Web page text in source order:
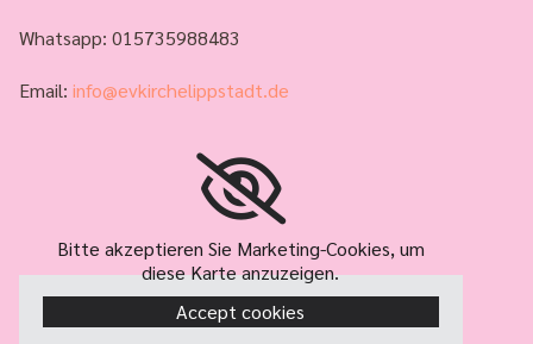
Whatsapp: 015735988483
Email: info@evkirchelippstadt.de
Bitte akzeptieren Sie Marketing-Cookies, um
diese Karte anzuzeigen.
Accept cookies